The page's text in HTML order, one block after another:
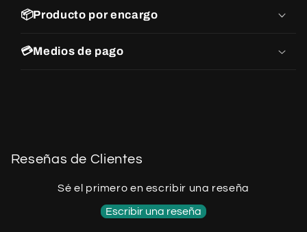
📦Producto por encargo
💳Medios de pago
Reseñas de Clientes
Sé el primero en escribir una reseña
Escribir una reseña